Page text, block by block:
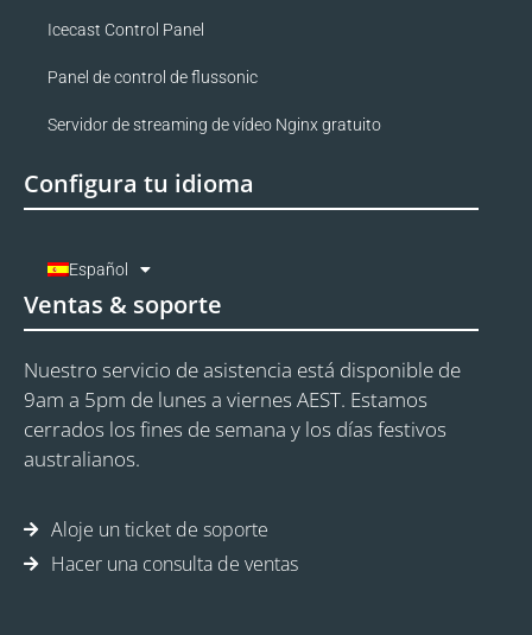
Icecast Control Panel
Panel de control de flussonic
Servidor de streaming de vídeo Nginx gratuito
Configura tu idioma
Español
Ventas & soporte
Nuestro servicio de asistencia está disponible de
9am a 5pm de lunes a viernes AEST. Estamos
cerrados los fines de semana y los días festivos
australianos.
Aloje un ticket de soporte
Hacer una consulta de ventas